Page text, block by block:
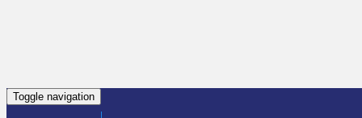
Toggle navigation